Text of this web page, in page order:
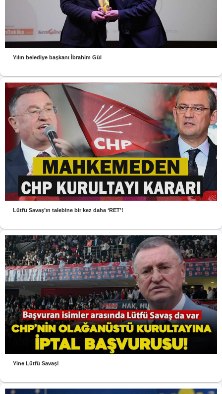
Yılın belediye başkanı İbrahim Gül
Lütfü Savaş’ın talebine bir kez daha ‘RET’!
Yine Lütfü Savaş!